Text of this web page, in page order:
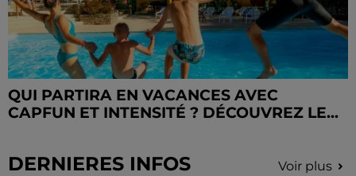
QUI PARTIRA EN VACANCES AVEC
CAPFUN ET INTENSITÉ ? DÉCOUVREZ LE...
DERNIERES INFOS Voir plus